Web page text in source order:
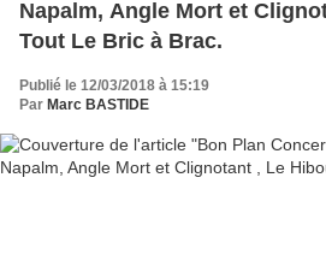
Napalm, Angle Mort et
Tout Le Bric à Brac.
Publié le 12/03/2018 à 15:19
Par Marc BASTIDE